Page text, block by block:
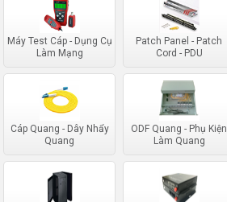
Máy Test Cáp - Dụng Cụ
Làm Mạng
Patch Panel - Patch
Cord - PDU
Cáp Quang - Dây Nhẩy
Quang
ODF Quang - Phụ Kiện
Làm Quang